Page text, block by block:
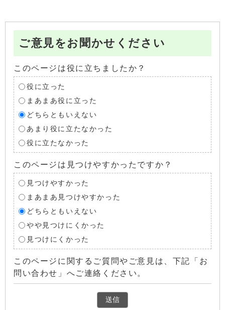
ご意見をお聞かせください
このページは役に立ちましたか？
役に立った
まあまあ役に立った
どちらともいえない
あまり役に立たなかった
役に立たなかった
このページは見つけやすかったですか？
見つけやすかった
まあまあ見つけやすかった
どちらともいえない
やや見つけにくかった
見つけにくかった
このページに関するご質問やご意見は、下記「お
問い合わせ」へご連絡ください。